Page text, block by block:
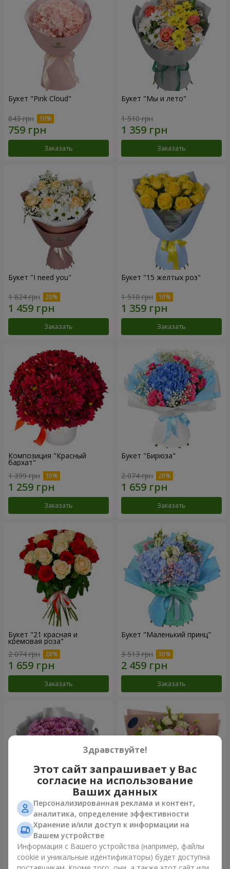
Букет "Pink Cloud"
843 грн
Заказать
Букет "Мы и лето"
1 510 грн
Заказать
Букет "I need you"
1 824 грн
Заказать
Букет "15 желтых роз"
1 510 грн
Заказать
Композиция "Красный
бархат"
1 399 грн
Заказать
Букет "Бирюза"
2 074 грн
Заказать
Букет "21 красная и
кремовая роза"
2 074 грн
Заказать
Букет "Маленький принц"
3 513 грн
Заказать
Букет "Твои хризантемы"
1 528 грн
Заказать
Букет "Панна Котта"
Заказать
Здравствуйте!
Этот сайт запрашивает у Вас
согласие на использование
Ваших данных
Персонализированная реклама и контент,
аналитика, определение эффективности
Хранение и/или доступ к информации на
Вашем устройстве
Информация с Вашего устройства (например, файлы
cookie и уникальные идентификаторы) будет доступна